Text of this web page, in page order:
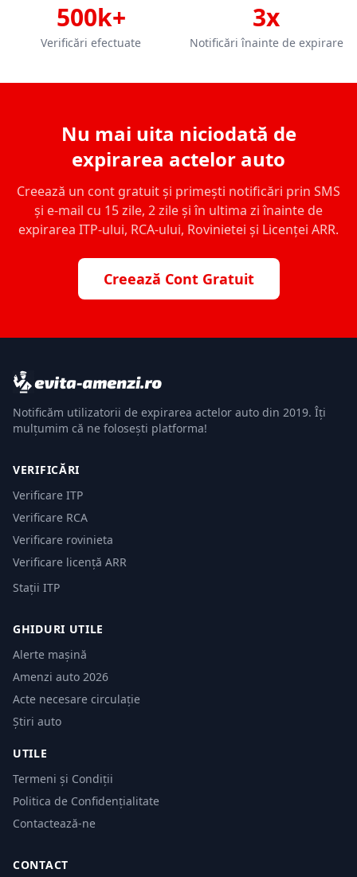
500k+
Verificări efectuate
3x
Notificări înainte de expirare
Nu mai uita niciodată de
expirarea actelor auto
Creează un cont gratuit și primești notificări prin SMS
și e-mail cu 15 zile, 2 zile și în ultima zi înainte de
expirarea ITP-ului, RCA-ului, Rovinietei și Licenței ARR.
Creează Cont Gratuit
Notificăm utilizatorii de expirarea actelor auto din 2019. Îți
mulțumim că ne folosești platforma!
VERIFICĂRI
Verificare ITP
Verificare RCA
Verificare rovinieta
Verificare licență ARR
Stații ITP
GHIDURI UTILE
Alerte mașină
Amenzi auto 2026
Acte necesare circulație
Știri auto
UTILE
Termeni și Condiții
Politica de Confidențialitate
Contactează-ne
CONTACT